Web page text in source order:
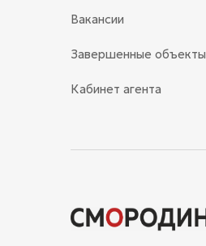
Вакансии
Завершенные объекты
Кабинет агента